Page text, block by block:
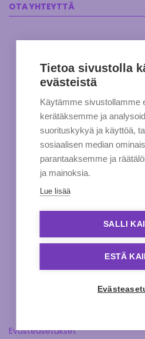
OTA YHTEYTTÄ
Evästeasetukset
Tietoa sivustolla
evästeistä
Käytämme sivustollamme
kerätäksemme ja
suorituskykyä ja käyttöä,
sosiaalisen median
parantaaksemme ja
ja mainoksia.
Lue lisää
SALLI
ESTÄ